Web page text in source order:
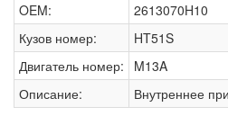
OEM:
2613070H10
Кузов номер:
HT51S
Двигатель номер:
M13A
Описание:
Внутреннее